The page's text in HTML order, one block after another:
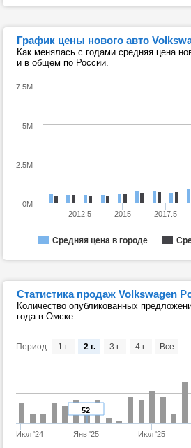
График цены нового авто
Как менялась с годами средняя цена
и в общем по России.
Средняя цена в городе
2012.5 2015 2017.5
0M
2.5M
5M
7.5M
Статистика продаж Volkswagen
Количество опубликованных
года в Омске.
Период:
52
Июл '24 Янв '25 Июл '25
1 г. 2 г. 3 г. 4 г. Все